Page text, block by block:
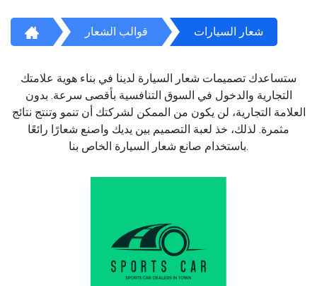
قوالب الشعار شعار السيارات
ستساعدك تصميمات شعار السيارة لدينا في بناء هوية علامتك
التجارية والدخول في السوق التنافسية بأقصى سرعة. بدون
العلامة التجارية، لن يكون من الممكن لشركتك أن تنمو وتنتج نتائج
مثمرة. لذلك، خذ لعبة التصميم بين يديك واصنع شعارًا رائعًا
باستخدام صانع شعار السيارة الخاص بنا.